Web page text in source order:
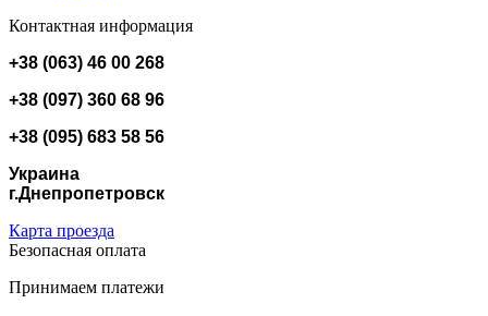
Контактная информация
+38 (063) 46 00 268
+38 (097) 360 68 96
+38 (095) 683 58 56
Украина
г.Днепропетровск
Карта проезда
Безопасная оплата
Принимаем платежи